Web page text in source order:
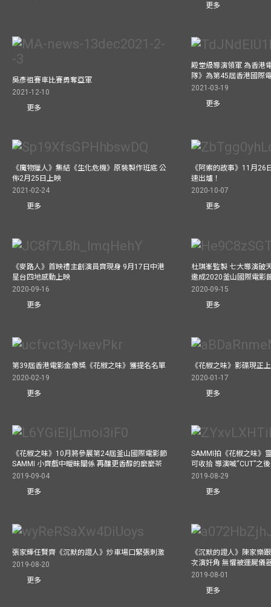
更多
吳彥祖賽車比賽勇奪亞軍
2021-12-10
更多
殿堂級導演領軍 為香港
隊》為第45屆香港國際
2021-03-19
更多
《魔物獵人》集結《生化危機》原裝製作班底 公
佈2月25日上映
2021-02-24
更多
《阿索的故事》11月26
速出爐！
2020-10-07
更多
《麥路人》首映禮主創演員齊現身 9月17日中港
星台四地感動上映
2020-09-16
更多
杜琪峯監製 七大導演破
邀成2020釜山國際電影
2020-09-15
更多
第39屆香港電影金像獎《花椒之味》獲提名名單
2020-02-19
更多
《花椒之味》影碟現正
2020-01-17
更多
《花椒之味》10月將參展第24屆釜山國際電影節
SAMMI 小齊戲中曖昧關係 再釀更香醇的麼麼茶
2019-09-04
更多
SAMMI拍《花椒之味》
可收拾 導演喊“CUT”之
2019-08-29
更多
張家輝任賢齊《沉默的證人》炒車場口緊張刺激
2019-08-20
更多
《沉默的證人》陳家樂
次演奸角 無懼被運屍儀
2019-08-01
更多